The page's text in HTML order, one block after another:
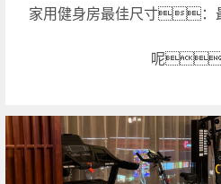
家用健身房最佳尺寸：
呢